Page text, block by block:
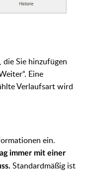
die Sie hinzufügen
Eine
Verlaufsart wird
ein.
immer mit einer
Standardmäßig ist